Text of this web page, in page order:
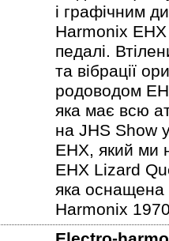
Педаль
і графічним
Harmonix
педалі.
та вібрації
родоводом
яка має всю
на JHS Show
EHX, який ми
EHX Lizard
яка оснащена
Harmonix